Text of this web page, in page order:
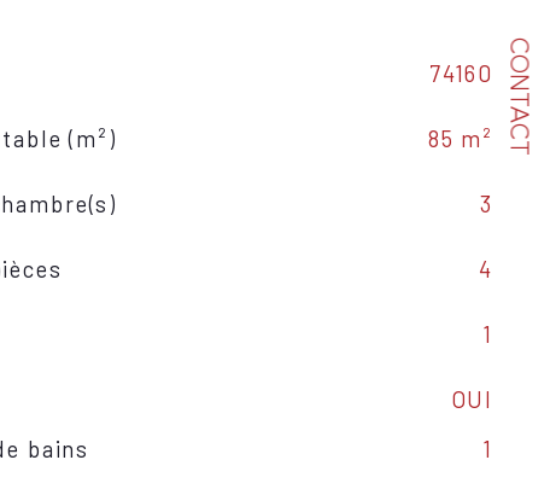
CONTACT
74160
(m²) 85 m²
3
4
1
OUI
bains
1